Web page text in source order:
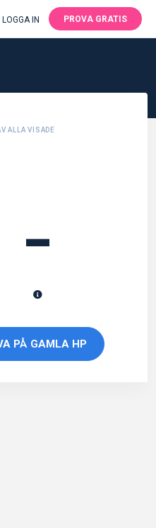
LOGGA IN PROVA GRATIS
-
PÅ GAMLA HP